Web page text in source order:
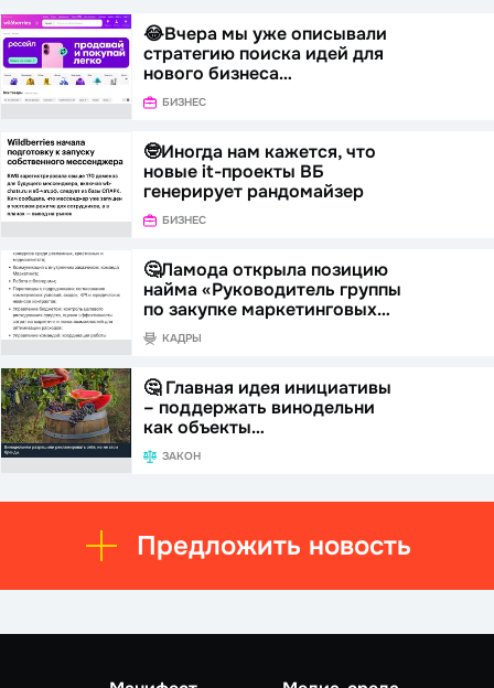
😂Вчера мы уже описывали
стратегию поиска идей для
нового бизнеса…
БИЗНЕС
🤓Иногда нам кажется, что
новые it-проекты ВБ
генерирует рандомайзер
БИЗНЕС
🤔Ламода открыла позицию
найма «Руководитель группы
по закупке маркетинговых…
КАДРЫ
🤔 Главная идея инициативы
– поддержать винодельни
как объекты…
ЗАКОН
Предложить новость